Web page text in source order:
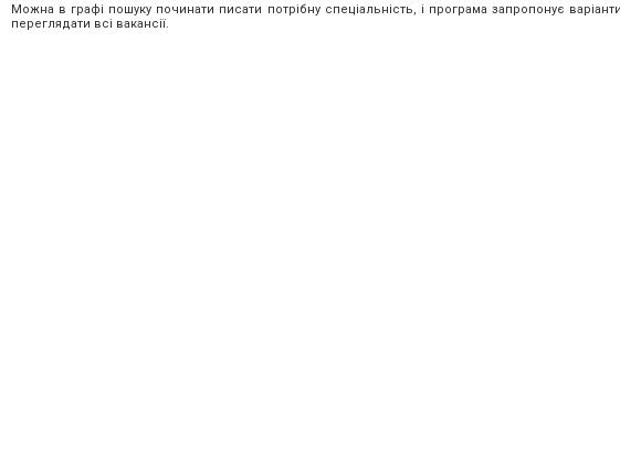
Можна в графі пошуку починати писати потрібну спеціальність, і програма запропонує
переглядати всі вакансії.